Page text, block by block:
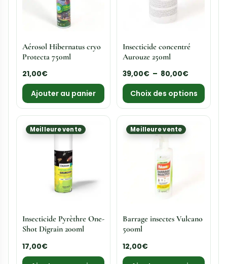
Aérosol Hibernatus cryo
Protecta 750ml
21,00€
Ajouter au panier
Insecticide concentré
Aurouze 250ml
39,00€ – 80,00€
Choix des options
Meilleure vente
Insecticide Pyrèthre One-
Shot Digrain 200ml
17,00€
Meilleure vente
Barrage insectes Vulcano
500ml
12,00€